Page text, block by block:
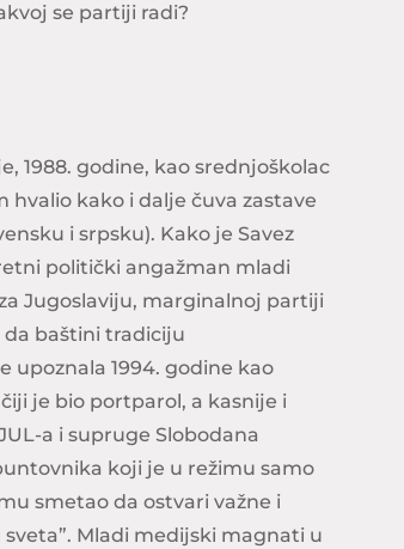
se partiji radi?
1988. godine, kao srednjoškolac
hvalio kako i dalje čuva zastave
i srpsku). Kako je Savez
politički angažman mladi
Jugoslaviju, marginalnoj partiji
da baštini tradiciju
upoznala 1994. godine kao
je bio portparol, a kasnije i
a i supruge Slobodana
koji je u režimu samo
smetao da ostvari važne i
Mladi medijski magnati u